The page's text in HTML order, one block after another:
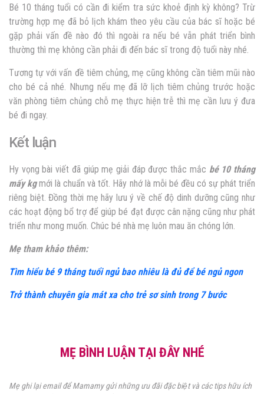
Bé 10 tháng tuổi có cần đi kiểm tra sức khoẻ định kỳ không? Trừ
trường hợp mẹ đã bỏ lịch khám theo yêu cầu của bác sĩ hoặc bé
gặp phải vấn đề nào đó thì ngoài ra nếu bé vẫn phát triển bình
thường thì mẹ không cần phải đi đến bác sĩ trong độ tuổi này nhé.
Tương tự với vấn đề tiêm chủng, mẹ cũng không cần tiêm mũi nào
cho bé cả nhé. Nhưng nếu mẹ đã lỡ lịch tiêm chủng trước hoặc
văn phòng tiêm chủng chỗ mẹ thực hiện trễ thì mẹ cần lưu ý đưa
bé đi ngay.
Kết luận
Hy vọng bài viết đã giúp mẹ giải đáp được thắc mắc bé 10 tháng
mấy kg mới là chuẩn và tốt. Hãy nhớ là mỗi bé đều có sự phát triển
riêng biệt. Đồng thời mẹ hãy lưu ý về chế độ dinh dưỡng cũng như
các hoạt động bổ trợ để giúp bé đạt được cân nặng cũng như phát
triển như mong muốn. Chúc bé nhà mẹ luôn mau ăn chóng lớn.
Mẹ tham khảo thêm:
Tìm hiểu bé 9 tháng tuổi ngủ bao nhiêu là đủ để bé ngủ ngon
Trở thành chuyên gia mát xa cho trẻ sơ sinh trong 7 bước
MẸ BÌNH LUẬN TẠI ĐÂY NHÉ
Mẹ ghi lại email để Mamamy gửi những ưu đãi đặc biệt và các tips hữu ích